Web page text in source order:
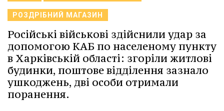
РОЗДРІБНИЙ МАГАЗИН
Російські військові здійснили удар за
допомогою КАБ по населеному пункту
в Харківській області: згоріли житлові
будинки, поштове відділення зазнало
ушкоджень, дві особи отримали
поранення.